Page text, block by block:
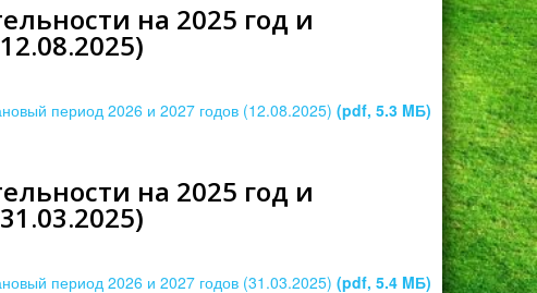
на 2025 год и
период 2026 и 2027 годов (12.08.2025) (pdf, 5.3 MБ)
на 2025 год и
период 2026 и 2027 годов (31.03.2025) (pdf, 5.4 MБ)